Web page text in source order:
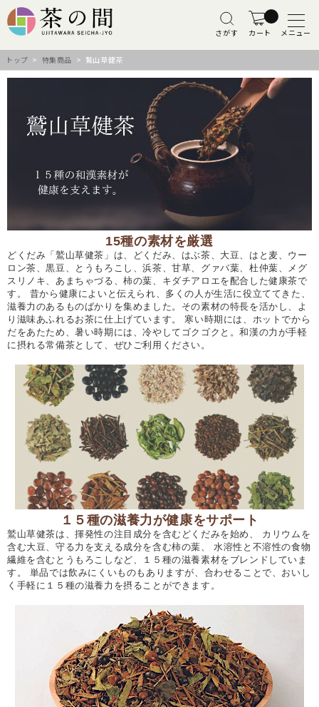
さがす カート メニュー
トップ > 特集商品 > 鷲山草健茶
15種の素材を厳選
どくだみ「鷲山草健茶」は、どくだみ、はぶ茶、大豆、はと麦、ウー
ロン茶、黒豆、とうもろこし、浜茶、甘草、グァバ葉、杜仲葉、メグ
スリノキ、あまちゃづる、柿の葉、キダチアロエを配合した健康茶で
す。 昔から健康によいと伝えられ、多くの人が生活に役立ててきた、
滋養力のあるものばかりを集めました。その素材の特長を活かし、よ
り滋味あふれるお茶に仕上げています。 寒い時期には、ホットでから
だをあたため、暑い時期には、冷やしてゴクゴクと。和漢の力が手軽
に摂れる常備茶として、ぜひご利用ください。
１５種の滋養力が健康をサポート
鷲山草健茶は、揮発性の注目成分を含むどくだみを始め、 カリウムを
含む大豆、守る力を支える成分を含む柿の葉、 水溶性と不溶性の食物
繊維を含むとうもろこしなど、１５種の滋養素材をブレンドしていま
す。 単品では飲みにくいものもありますが、合わせることで、おいし
く手軽に１５種の滋養力を摂ることができます。